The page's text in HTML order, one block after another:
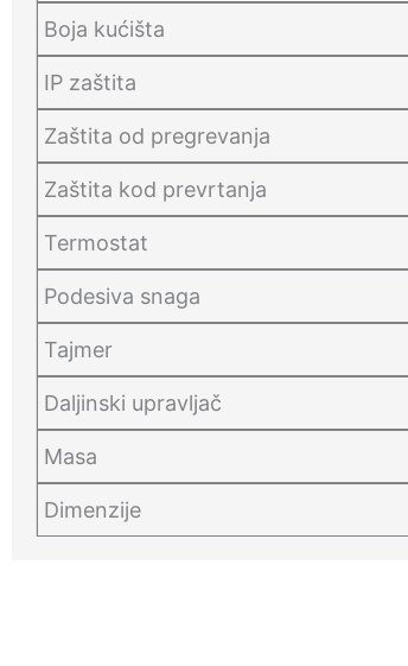
Boja kućišta
IP zaštita
Zaštita od pregrevanja
Zaštita kod prevrtanja
Termostat
Podesiva snaga
Tajmer
Daljinski upravljač
Masa
Dimenzije